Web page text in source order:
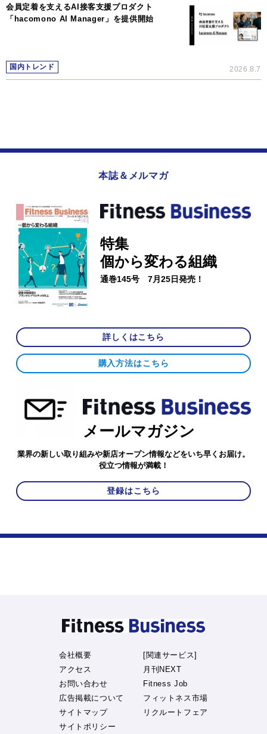
会員定着を支えるAI接客支援プロダクト
「hacomono AI Manager」を提供開始
国内トレンド 2026.8.7
本誌＆メルマガ
特集
個から変わる組織
通巻145号 7月25日発売！
詳しくはこちら
購入方法はこちら
メールマガジン
業界の新しい取り組みや新店オープン情報などをいち早くお届け。
役立つ情報が満載！
登録はこちら
会社概要
アクセス
お問い合わせ
広告掲載について
サイトマップ
サイトポリシー
[関連サービス]
月刊NEXT
Fitness Job
フィットネス市場
リクルートフェア